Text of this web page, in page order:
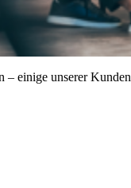
– einige unserer Kunden